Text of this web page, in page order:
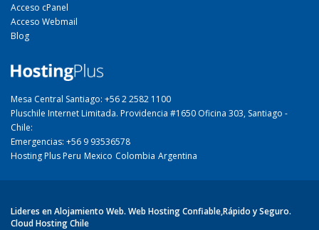
Acceso cPanel
Acceso Webmail
Blog
Mesa Central Santiago: +56 2 2582 1100
Pluschile Internet Limitada. Providencia #1650 Oficina 303, Santiago -
Chile:
Emergencias: +56 9 93536578
Hosting Plus Peru Mexico Colombia Argentina
Lideres en Alojamiento Web. Web Hosting Confiable,Rápido y Seguro.
Cloud Hosting Chile